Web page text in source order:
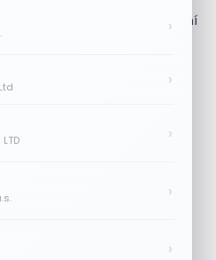
›
›
LTD ›
›
›
čtvrtek uzavřely obchodování
tlačí akcie Chipotle
ale zůstávají klidní
srazily akcie T-Mobile,